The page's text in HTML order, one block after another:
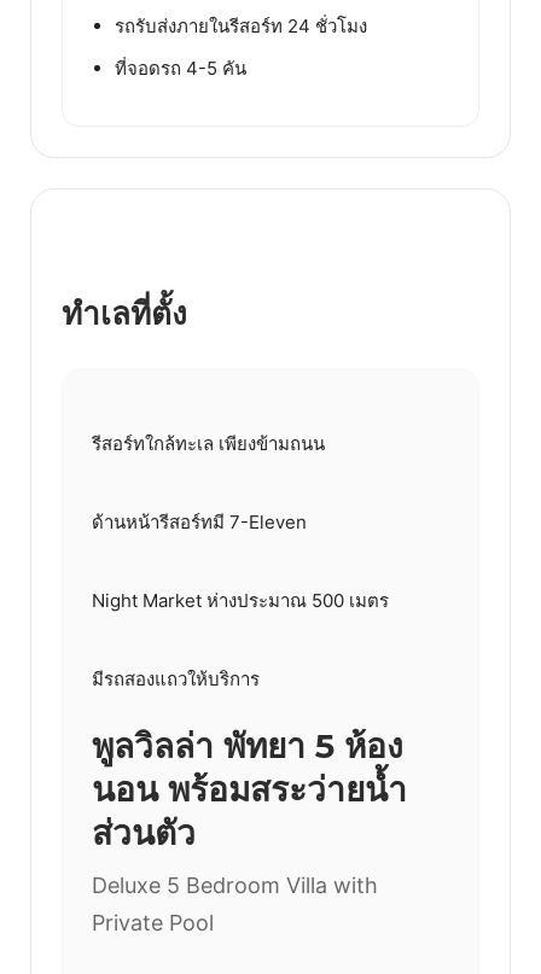
รถรับส่งภายในรีสอร์ท 24 ชั่วโมง
ที่จอดรถ 4-5 คัน
ทำเลที่ตั้ง
รีสอร์ทใกล้ทะเล เพียงข้ามถนน
ด้านหน้ารีสอร์ทมี 7-Eleven
Night Market ห่างประมาณ 500 เมตร
มีรถสองแถวให้บริการ
พูลวิลล่า พัทยา 5 ห้อง
นอน พร้อมสระว่ายน้ำ
ส่วนตัว
Deluxe 5 Bedroom Villa with
Private Pool